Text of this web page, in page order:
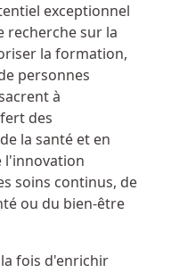
exceptionnel
recherche sur la
la formation,
personnes
à
des
la santé et en
l'innovation
soins continus, de
ou du bien-être
fois d'enrichir